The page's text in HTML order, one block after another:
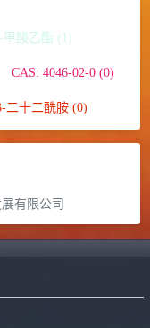
酸乙酯 (1)
CAS: 4046-02-0 (0)
二十二酰胺 (0)
有限公司